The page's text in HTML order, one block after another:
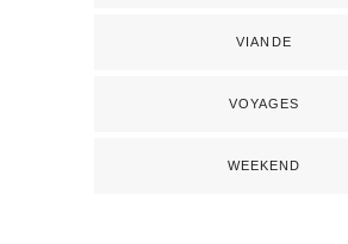
VIANDE
VOYAGES
WEEKEND